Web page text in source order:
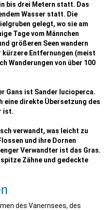
bis drei Metern statt. Das
Wasser statt. Die
gelegt, wo sie am
Tage vom Männchen
größeren Seen wandern
kürzere Entfernungen (meist
Wanderungen von über 100
Gans ist Sander lucioperca.
eine direkte Übersetzung des
ist.
verwandt, was leicht zu
und ihre Dornen
Verwandter ist das Gras.
Zähne und gedeckte
des Vänernsees, des